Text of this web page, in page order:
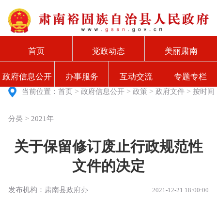
首页 党政动态 美丽肃南
政府信息公开 办事服务 互动交流 专题专栏
当前位置：首页 >政府信息公开 >政策 >政府文件 >按时间
分类 > 2021年
关于保留修订废止行政规范性
文件的决定
发布机构：肃南县政府办 2021-12-21 18:00:00